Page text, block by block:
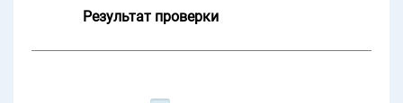
Результат проверки